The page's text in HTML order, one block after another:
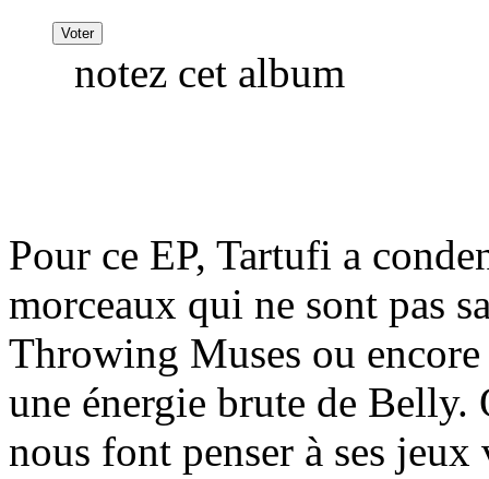
notez cet album
Pour ce EP, Tartufi a
morceaux qui ne sont pas
Throwing Muses ou
une énergie brute de
nous font penser à ses